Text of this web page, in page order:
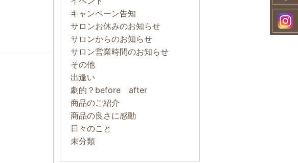
キャンペーン告知
サロンお休みのお知らせ
サロンからのお知らせ
サロン営業時間のお知らせ
その他
出逢い
劇的？before after
商品のご紹介
商品の良さに感動
日々のこと
未分類